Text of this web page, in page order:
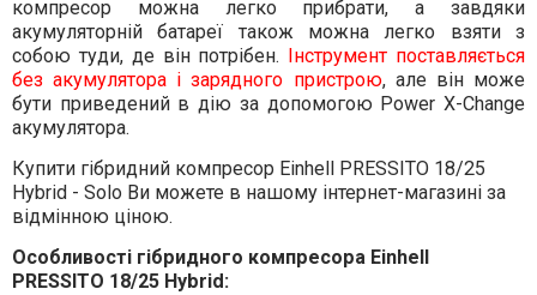
компресор можна легко прибрати, а завдяки
акумуляторній батареї також можна легко взяти з
собою туди, де він потрібен.
Інструмент поставляється
без акумулятора і зарядного пристрою, але він може
бути приведений в дію за допомогою Power X-Change
акумулятора.
Купити гібридний компресор Einhell PRESSITO 18/25
Hybrid - Solo Ви можете в нашому інтернет-магазині за
відмінною ціною.
Особливості гібридного компресора Einhell
PRESSITO 18/25 Hybrid: